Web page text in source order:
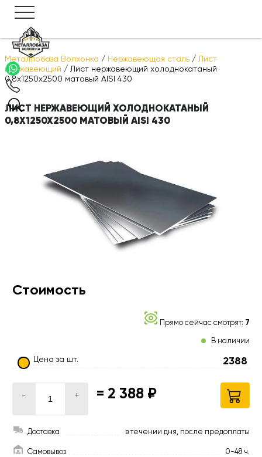
Металлобаза Волхонка / Нержавеющая сталь / Лист
нержавеющий / Лист нержавеющий холоднокатаный
0,8х1250х2500 матовый AISI 430
ЛИСТ НЕРЖАВЕЮЩИЙ ХОЛОДНОКАТАНЫЙ
0,8Х1250Х2500 МАТОВЫЙ AISI 430
Стоимость
Прямо сейчас смотрят: 7
В наличии
Цена за шт. 2388
- + = 2 388 ₽
Доставка в течении дня, после предоплаты
Самовывоз 0-48 ч.